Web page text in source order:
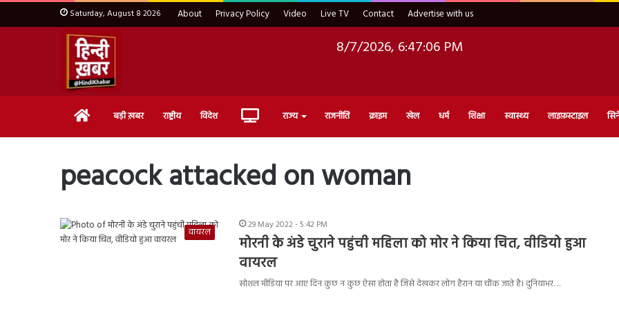
Saturday, August 8 2026 About Privacy Policy Video Live TV Contact Advertise with us
8/7/2026, 6:47:07 PM
Home बड़ी ख़बर राष्ट्रीय विदेश Live राज्य राजनीति क्राइम खेल धर्म शिक्षा स्वास्थ्य लाइफ़स्टाइल
peacock attacked on woman
वायरल
29 May 2022 - 5:42 PM
मोरनी के अंडे चुराने पहुंची महिला को मोर ने किया चित, वीडियो हुआ
वायरल
सोशल मीडिया पर आए दिन कुछ न कुछ ऐसा होता है जिसे देखकर लोग हैरान या चौंक जाते है। दुनियाभर…